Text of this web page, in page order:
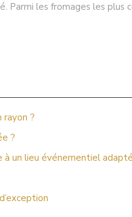
Parmi les fromages les
rayon ?
?
à un lieu événementiel adapté